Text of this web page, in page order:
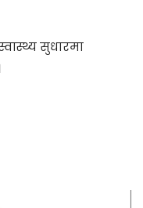
सुधारमा